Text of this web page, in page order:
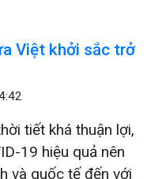
Việt khởi sắc trở
tiết khá thuận lợi,
19 hiệu quả nên
và quốc tế đến với